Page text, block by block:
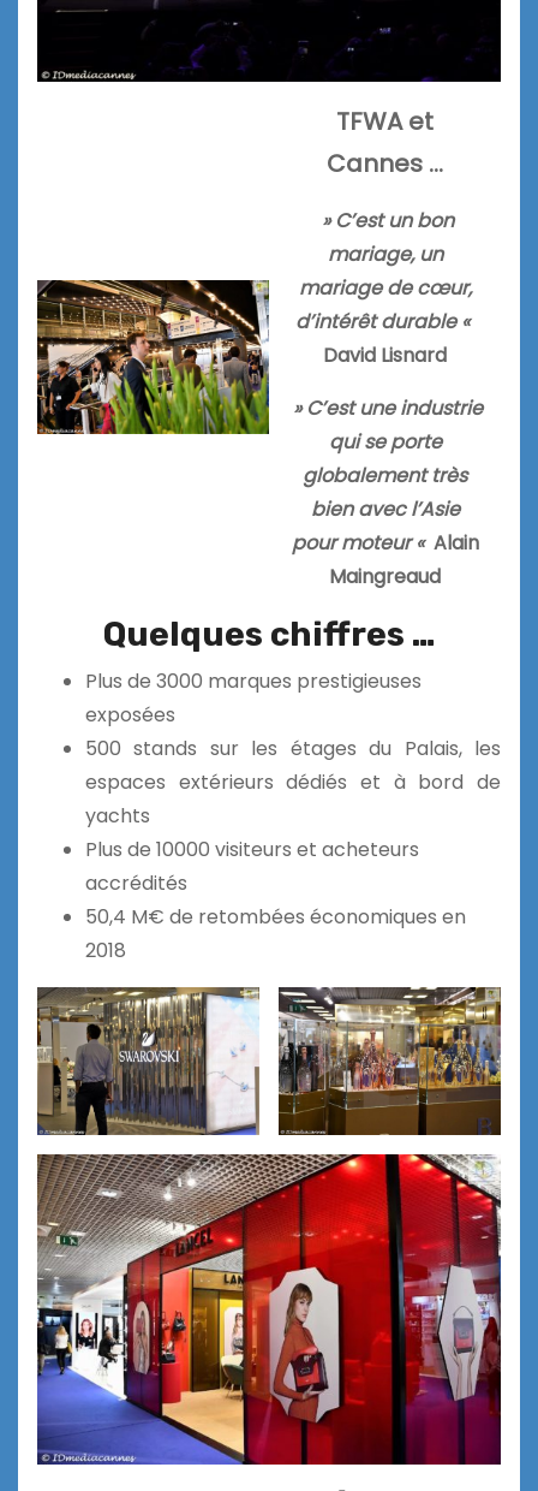
TFWA et
Cannes …
» C’est un bon
mariage, un
mariage de cœur,
d’intérêt durable «
David Lisnard
» C’est une industrie
qui se porte
globalement très
bien avec l’Asie
pour moteur « Alain
Maingreaud
Quelques chiffres …
Plus de 3000 marques prestigieuses
exposées
500 stands sur les étages du Palais, les
espaces extérieurs dédiés et à bord de
yachts
Plus de 10000 visiteurs et acheteurs
accrédités
50,4 M€ de retombées économiques en
2018